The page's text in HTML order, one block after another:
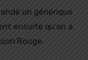
un générique
ensuite qu’on a
Rouge.